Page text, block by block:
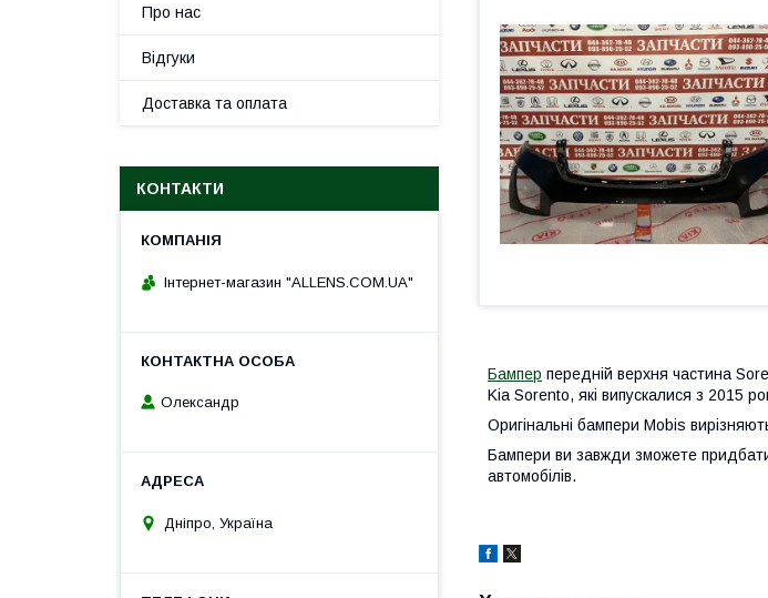
Бампер передній верхня частина
Kia Sorento, які випускалися з 2015
Оригінальні бампери Mobis
Бампери ви завжди зможете
автомобілів.
Про нас
Відгуки
Доставка та оплата
КОНТАКТИ
Інтернет-магазин "ALLENS.COM.UA"
Олександр
Дніпро, Україна